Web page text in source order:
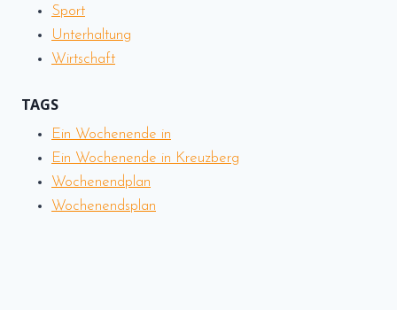
Sport
Unterhaltung
Wirtschaft
TAGS
Ein Wochenende in
Ein Wochenende in Kreuzberg
Wochenendplan
Wochenendsplan